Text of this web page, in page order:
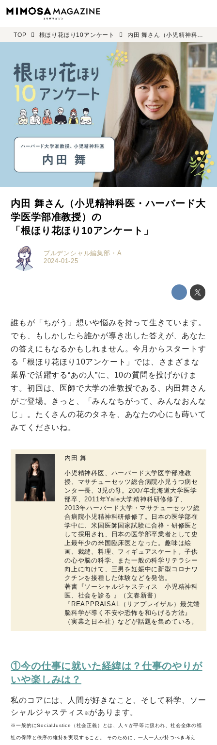
TOP 根ほり花ほり10アンケート 内田 舞さん（小児精神科医・ハーバード大学医学部准教授）の 「根ほり花ほり10アンケート」
内田 舞さん（小児精神科医・ハーバード大
学医学部准教授）の
「根ほり花ほり10アンケート」
2024-01-25
プルデンシャル編集部・A
誰もが「ちがう」想いや悩みを持って⽣きています。
でも、もしかしたら誰かが導き出した答えが、あなた
の答えにもなるかもしれません。今月からスタートす
る「根ほり花ほり10アンケート」では、さまざまな
業界で活躍する“あの人”に、10の質問を投げかけま
す。初回は、医師で大学の准教授である、内田舞さん
がご登場。きっと、「みんなちがって、みんなおんな
じ」。たくさんの花のタネを、あなたの心にも蒔いて
みてくださいね。
内田 舞
小児精神科医、ハーバード大学医学部准教
授、マサチューセッツ総合病院小児うつ病セ
ンター長、3児の母。2007年北海道大学医学
部卒、2011年Yale大学精神科研修修了、
2013年ハーバード大学・マサチューセッツ総
合病院小児精神科研修修了。日本の医学部在
学中に、米国医師国家試験に合格・研修医と
して採用され、日本の医学部卒業者として史
上最年少の米国臨床医となった。趣味は絵
画、裁縫、料理、フィギュアスケート。子供
の心や脳の科学、また一般の科学リテラシー
向上に向けて、三男を妊娠中に新型コロナワ
クチンを接種した体験などを発信。
著書『ソーシャルジャスティス 小児精神科
医、社会を診る 』（文春新書）
『REAPPRAISAL（リアプレイザル）最先端
脳科学が導く不安や恐怖を和らげる方法』
（実業之日本社）などが話題を集めている。
①今の仕事に就いた経緯は？仕事のやりが
いや楽しみは？
私のコアには、人間が好きなこと、そして科学、ソー
シャルジャスティス ※があります。
※一般的にSocialJustice（社会正義）とは、人々が平等に扱われ、社会全体の福
祉の保障と秩序の維持を実現すること。 そのために、一人一人が持つべき考え